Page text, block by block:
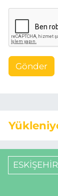
Gönder
ESKİŞEHİR